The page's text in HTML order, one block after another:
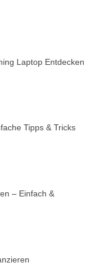
Laptop Entdecken
Tipps & Tricks
– Einfach &